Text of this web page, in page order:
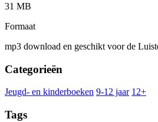
31 MB
Formaat
mp3 download en geschikt voor de
Categorieën
Jeugd- en kinderboeken 9-12 jaar 12+
Tags